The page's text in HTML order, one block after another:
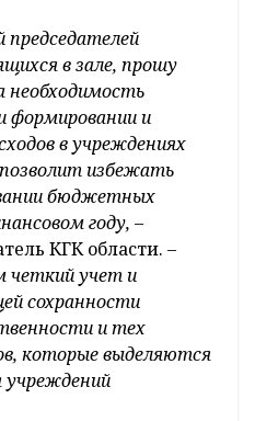
в зале, прошу
необходимость
формировании и
в учреждениях
избежать
бюджетных
году, –
КГК области. –
четкий учет и
сохранности
и тех
которые выделяются
учреждений